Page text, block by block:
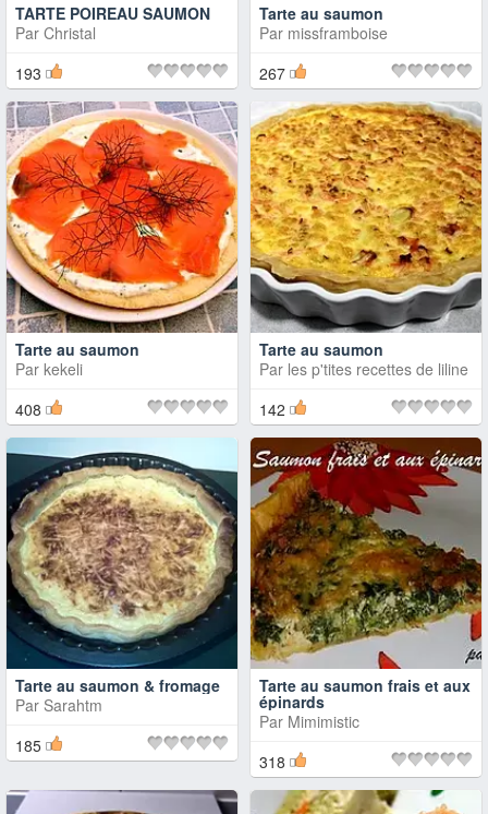
TARTE POIREAU SAUMON
Par Christal
193
Tarte au saumon
Par missframboise
267
Tarte au saumon
Par kekeli
408
Tarte au saumon
Par les p'tites recettes de liline
142
Tarte au saumon & fromage
Par Sarahtm
185
Tarte au saumon frais et aux
épinards
Par Mimimistic
318